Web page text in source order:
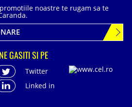
noastre te rugam sa te
NE GASITI SI PE
Twitter
Linked in